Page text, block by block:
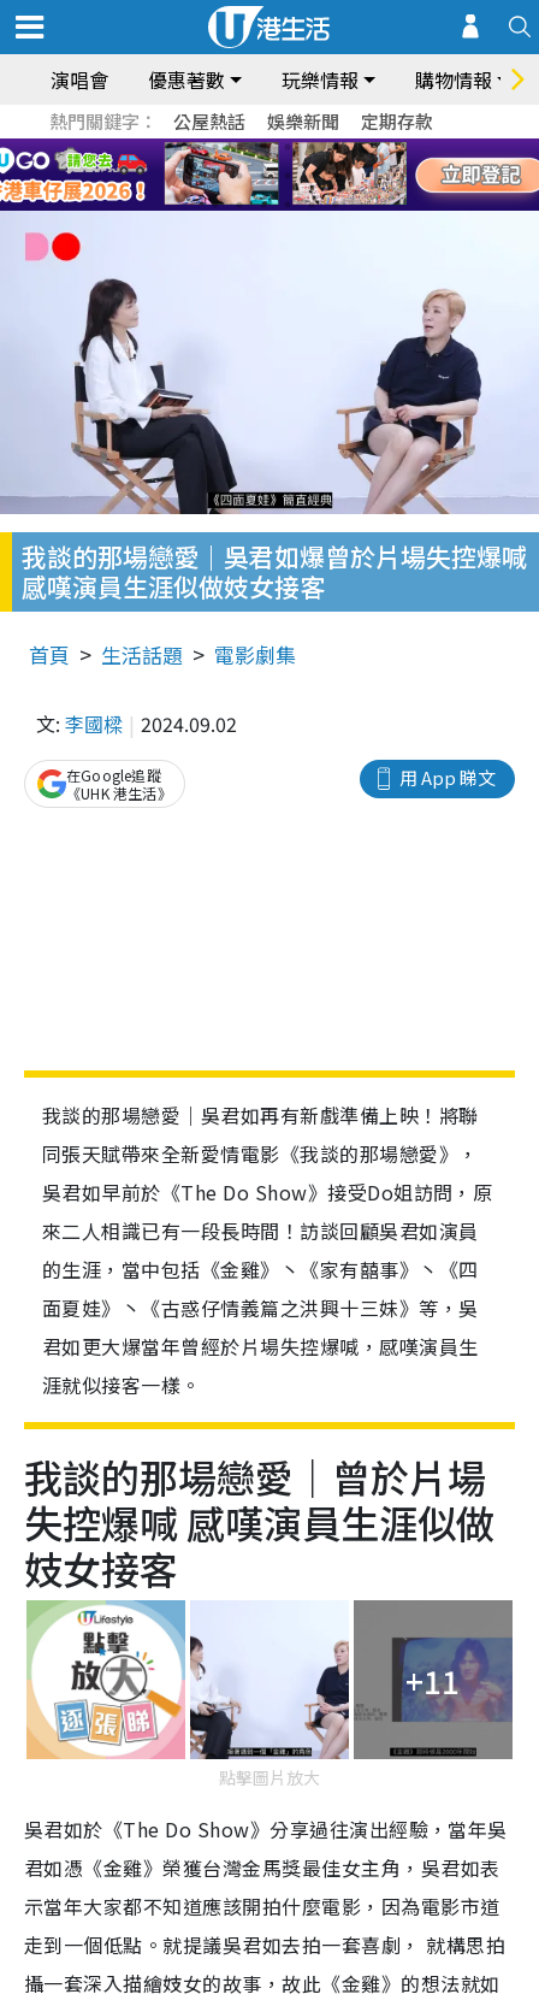
演唱會 優惠著數 玩樂情報 購物情報
熱門關鍵字： 公屋熱話 娛樂新聞 定期存款
我談的那場戀愛｜吳君如爆曾於片場失控爆喊
感嘆演員生涯似做妓女接客
首頁 生活話題 電影劇集
文: 李國樑 2024.09.02
用 App 睇文
在Google追蹤
《UHK 港生活》
我談的那場戀愛｜吳君如再有新戲準備上映！將聯
同張天賦帶來全新愛情電影《我談的那場戀愛》，
吳君如早前於《The Do Show》接受Do姐訪問，原
來二人相識已有一段長時間！訪談回顧吳君如演員
的生涯，當中包括《金雞》丶《家有囍事》丶《四
面夏娃》丶《古惑仔情義篇之洪興十三妹》等，吳
君如更大爆當年曾經於片場失控爆喊，感嘆演員生
涯就似接客一樣。
我談的那場戀愛｜曾於片場
失控爆喊 感嘆演員生涯似做
妓女接客
+11
點擊圖片放大
吳君如於《The Do Show》分享過往演出經驗，當年吳
君如憑《金雞》榮獲台灣金馬獎最佳女主角，吳君如表
示當年大家都不知道應該開拍什麼電影，因為電影市道
走到一個低點。就提議吳君如去拍一套喜劇， 就構思拍
攝一套深入描繪妓女的故事，故此《金雞》的想法就如